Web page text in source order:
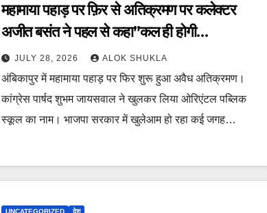
महामाया पहाड़ पर फ़िर से अतिक्रमण पर कलेक्टर
अजीत बसंत ने पहल से कहा”कल ही होगी
नाप”,PCCF अरुण कुमार पाण्डेय की दो टूक “यदि
वन भूमि में हुआ अतिक्रमण तो करेंगे सख्त कार्यवाही।”
JULY 28, 2026 ALOK SHUKLA
अंबिकापुर में महामाया पहाड़ पर फिर शुरू हुआ अवैध अतिक्रमण।
कांग्रेस पार्षद शुभम जायसवाल ने खुलकर लिया ओरिएंटल पब्लिक
स्कूल का नाम। भाजपा सरकार में खुलेआम हो रहा कई जगह…
UNCATEGORIZED देश